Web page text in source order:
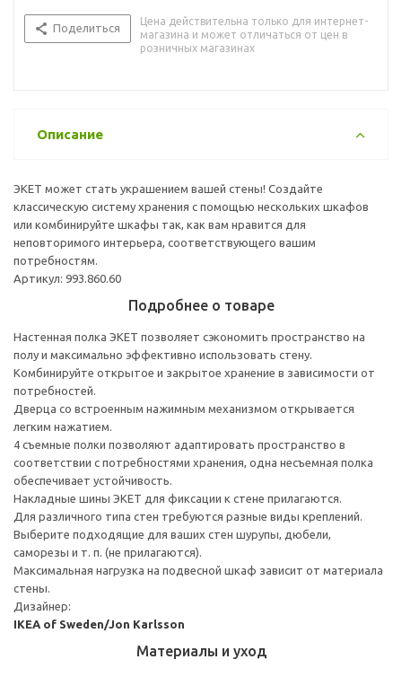
Поделиться
Цена действительна только для интернет-
магазина и может отличаться от цен в
розничных магазинах
Описание
ЭКЕТ может стать украшением вашей стены! Создайте
классическую систему хранения с помощью нескольких шкафов
или комбинируйте шкафы так, как вам нравится для
неповторимого интерьера, соответствующего вашим
потребностям.
Артикул: 993.860.60
Подробнее о товаре
Настенная полка ЭКЕТ позволяет сэкономить пространство на
полу и максимально эффективно использовать стену.
Комбинируйте открытое и закрытое хранение в зависимости от
потребностей.
Дверца со встроенным нажимным механизмом открывается
легким нажатием.
4 съемные полки позволяют адаптировать пространство в
соответствии с потребностями хранения, одна несъемная полка
обеспечивает устойчивость.
Накладные шины ЭКЕТ для фиксации к стене прилагаются.
Для различного типа стен требуются разные виды креплений.
Выберите подходящие для ваших стен шурупы, дюбели,
саморезы и т. п. (не прилагаются).
Максимальная нагрузка на подвесной шкаф зависит от материала
стены.
Дизайнер:
IKEA of Sweden/Jon Karlsson
Материалы и уход